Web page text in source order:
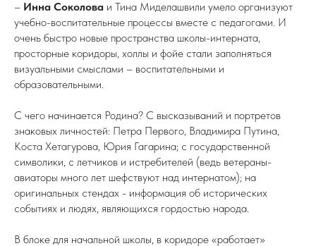
– Инна Соколова и Тина Миделашвили умело организуют
учебно-воспитательные процессы вместе с педагогами. И
очень быстро новые пространства школы-интерната,
просторные коридоры, холлы и фойе стали заполняться
визуальными смыслами – воспитательными и
образовательными.
С чего начинается Родина? С высказываний и портретов
знаковых личностей: Петра Первого, Владимира Путина,
Коста Хетагурова, Юрия Гагарина; с государственной
символики, с летчиков и истребителей (ведь ветераны-
авиаторы много лет шефствуют над интернатом); на
оригинальных стендах - информация об исторических
событиях и людях, являющихся гордостью народа.
В блоке для начальной школы, в коридоре «работает»